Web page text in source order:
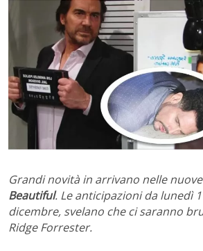
Grandi novità in arrivano nelle
Beautiful. Le anticipazioni da lunedì
dicembre, svelano che ci saranno
Ridge Forrester.